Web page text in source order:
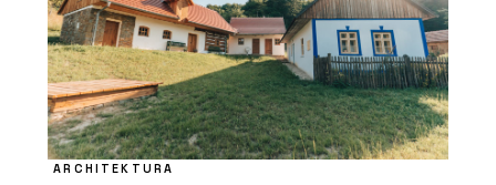
ARCHITEKTURA